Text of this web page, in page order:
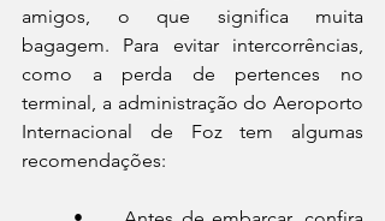
amigos, o que significa muita
bagagem. Para evitar intercorrências,
como a perda de pertences no
terminal, a administração do Aeroporto
Internacional de Foz tem algumas
recomendações: